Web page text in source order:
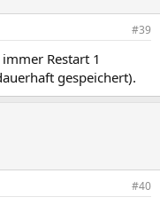
#39
Restart 1
gespeichert).
#40